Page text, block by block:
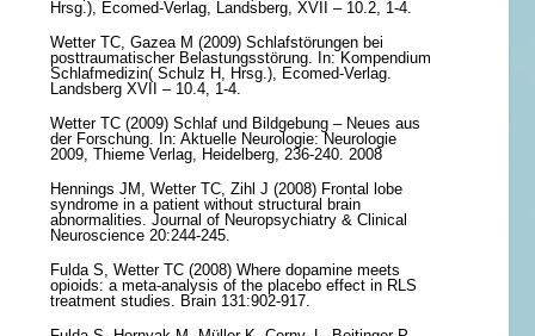
Hrsg.), Ecomed-Verlag, Landsberg, XVII – 10.2, 1-4.
Wetter TC, Gazea M (2009) Schlafstörungen bei
posttraumatischer Belastungsstörung. In: Kompendium
Schlafmedizin( Schulz H, Hrsg.), Ecomed-Verlag.
Landsberg XVII – 10.4, 1-4.
Wetter TC (2009) Schlaf und Bildgebung – Neues aus
der Forschung. In: Aktuelle Neurologie: Neurologie
2009, Thieme Verlag, Heidelberg, 236-240. 2008
Hennings JM, Wetter TC, Zihl J (2008) Frontal lobe
syndrome in a patient without structural brain
abnormalities. Journal of Neuropsychiatry & Clinical
Neuroscience 20:244-245.
Fulda S, Wetter TC (2008) Where dopamine meets
opioids: a meta-analysis of the placebo effect in RLS
treatment studies. Brain 131:902-917.